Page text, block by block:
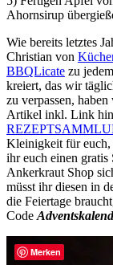
Ahornsirup
Wie bereits letztes
Christian von
BBQLicate zu
kreiert, das wir
zu verpassen,
Artikel inkl. Link
Kleinigkeit für euch,
ihr euch einen
Ankerkraut Shop
müsst ihr diesen in
die Feiertage
Code
Merken